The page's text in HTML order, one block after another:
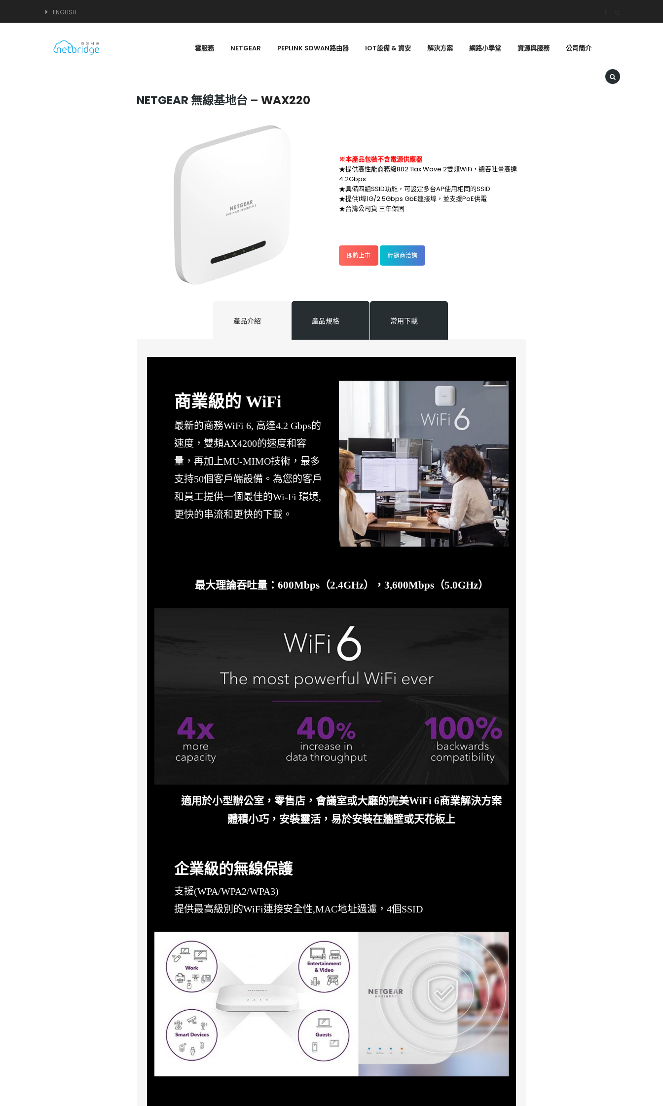
ENGLISH
雲服務 NETGEAR PEPLINK SDWAN路由器 IOT設備 & 資安 解決方案 網路小學堂 資源與服務 公司簡介
NETGEAR 無線基地台 – WAX220
※本產品包裝不含電源供應器
★提供高性能商務級802.11ax Wave 2雙頻WiFi，總吞吐量高達
4.2Gbps
★具備四組SSID功能，可設定多台AP使用相同的SSID
★提供1埠1G/2.5Gbps GbE連接埠，並支援PoE供電
★台灣公司貨 三年保固
即將上市 經銷商洽詢
產品介紹 產品規格 常用下載
商業級的 WiFi
最新的商務WiFi 6, 高達4.2 Gbps的
速度，雙頻AX4200的速度和容
量，再加上MU-MIMO技術，最多
支持50個客戶端設備。為您的客戶
和員工提供一個最佳的Wi-Fi 環境,
更快的串流和更快的下載。
最大理論吞吐量：600Mbps（2.4GHz），3,600Mbps（5.0GHz）
適用於小型辦公室，零售店，會議室或大廳的完美WiFi 6商業解決方案
體積小巧，安裝靈活，易於安裝在牆壁或天花板上
企業級的無線保護
支援(WPA/WPA2/WPA3)
提供最高級別的WiFi連接安全性,MAC地址過濾，4個SSID